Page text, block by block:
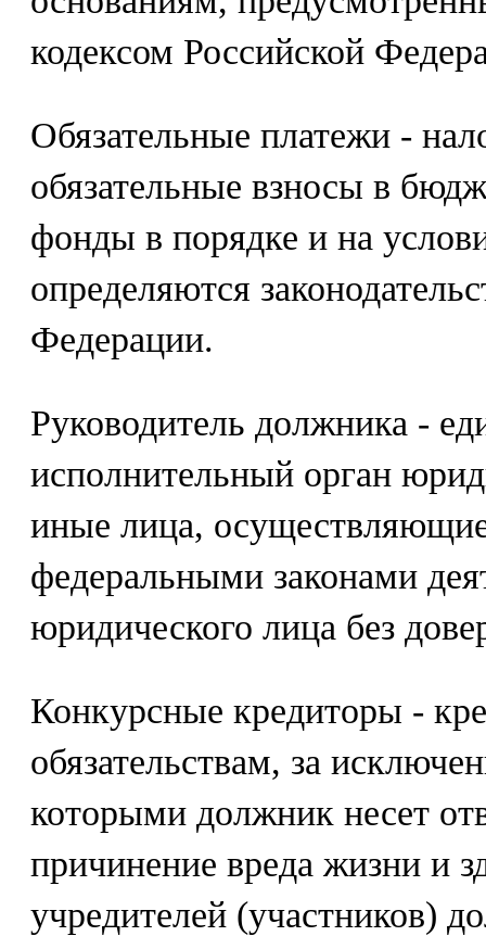
кодексом Российской
Обязательные платежи -
обязательные взносы в
фонды в порядке и на
определяются
Федерации.
Руководитель должника -
исполнительный орган
иные лица, осуществляющие
федеральными законами
юридического лица без
Конкурсные кредиторы -
обязательствам, за
которыми должник несет
причинение вреда жизни и
учредителей (участников)